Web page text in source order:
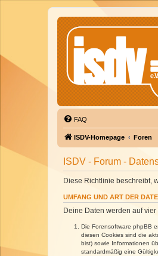
FAQ
ISDV-Homepage Foren
ISDV - Forum -
Diese Richtlinie beschreibt,
UMFANG UND ART DER
Deine Daten werden auf
Die Forensoftware phpBB
diesen Cookies sind die
bist) sowie Informationen
standardmäßig eine